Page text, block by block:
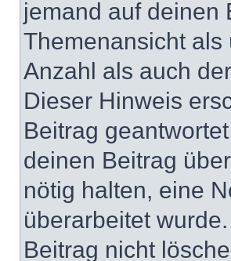
jemand auf deinen
Themenansicht
Anzahl als auch
Dieser Hinweis
Beitrag
deinen Beitrag
nötig halten, eine
überarbeitet
Beitrag nicht